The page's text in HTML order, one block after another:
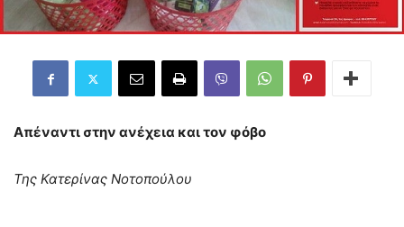
Απέναντι στην ανέχεια και τον φόβο
Της Κατερίνας Νοτοπούλου